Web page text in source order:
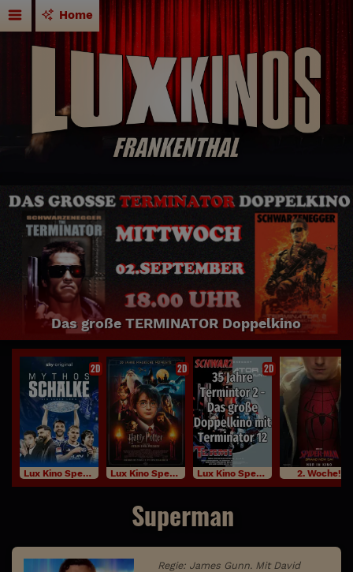
Home
Das große TERMINATOR Doppelkino
2D
Lux Kino Specials
2D
Lux Kino Specials
2D
Lux Kino Specials 2. Woche!
Superman
Regie: James Gunn. Mit David